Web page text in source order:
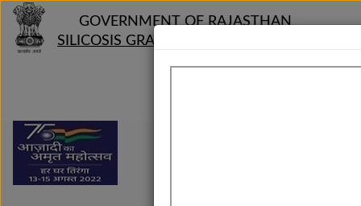
GOVERNMENT OF RAJASTHAN
SILICOSIS GRANT DISBURSEMENT